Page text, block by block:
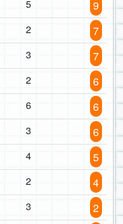
5 9
2 7
3 7
2 6
6 6
3 6
4 5
2 4
3 2